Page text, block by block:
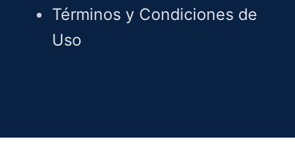
Términos y Condiciones de
Uso